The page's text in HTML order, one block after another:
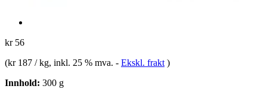
kr 56
(kr 187 / kg, inkl. 25 % mva. - Ekskl. frakt )
Innhold: 300 g